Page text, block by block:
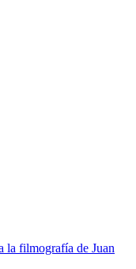
la filmografía de Juan